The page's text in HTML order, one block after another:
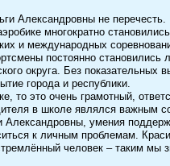
Александровны не
многократно
и международных
постоянно становились
округа. Без показательных
города и республики.
то это очень грамотный,
в школе являлся важным
Александровны, умения
к личным проблемам.
человек – таким мы